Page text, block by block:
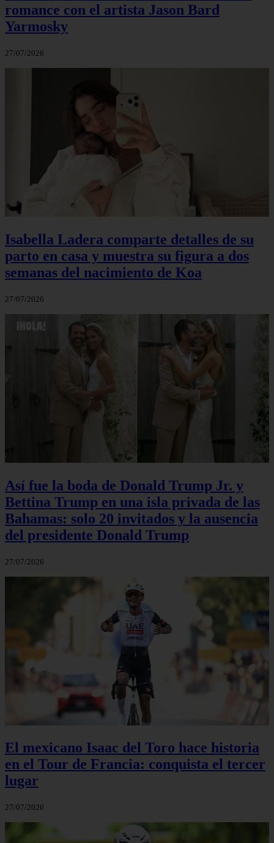
romance con el artista Jason Bard
Yarmosky
27/07/2026
Isabella Ladera comparte detalles de su
parto en casa y muestra su figura a dos
semanas del nacimiento de Koa
27/07/2026
Así fue la boda de Donald Trump Jr. y
Bettina Trump en una isla privada de las
Bahamas: solo 20 invitados y la ausencia
del presidente Donald Trump
27/07/2026
El mexicano Isaac del Toro hace historia
en el Tour de Francia: conquista el tercer
lugar
27/07/2026